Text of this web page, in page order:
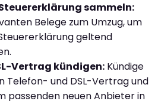
sammeln:
Belege zum Umzug, um
geltend
Vertrag kündigen: Kündige
Telefon- und DSL-Vertrag und
passenden neuen Anbieter in